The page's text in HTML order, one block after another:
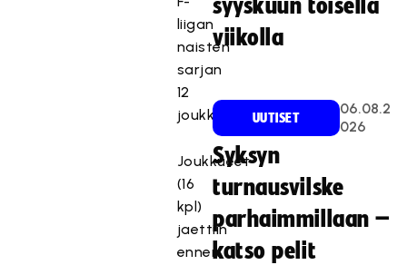
liigan
naisten
sarjan
12
joukkuetta.
Joukkueet
(16
kpl)
jaettiin
ennen
syyskuun toisella
viikolla
UUTISET
06.08.2
026
Syksyn
turnausvilske
parhaimmillaan –
katso pelit